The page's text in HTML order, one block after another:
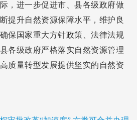
，进一步促进市、县各级政府做
提升自然资源保障水平，维护良
保国家重大方针政策、法律法规
各级政府严格落实自然资源管理
质量转型发展提供坚实的自然资